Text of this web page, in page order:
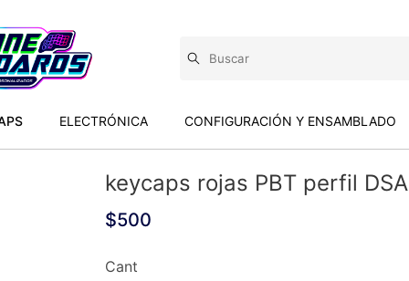
ELECTRÓNICA CONFIGURACIÓN Y ENSAMBLADO
keycaps rojas PBT perfil DSA
$500
Cant